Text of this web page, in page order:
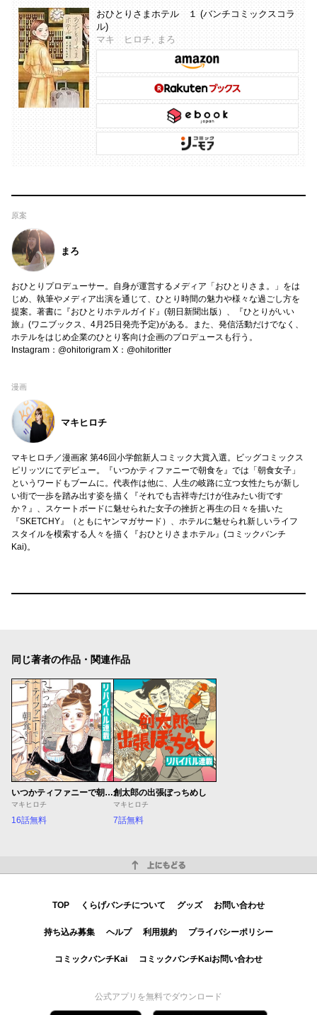
おひとりさまホテル １ (バンチコミックスコラ
ル)
マキ ヒロチ, まろ
原案
まろ
おひとりプロデューサー。自身が運営するメディア「おひとりさま。」をは
じめ、執筆やメディア出演を通じて、ひとり時間の魅力や様々な過ごし方を
提案。著書に『おひとりホテルガイド』(朝日新聞出版）、『ひとりがいい
旅』(ワニブックス、4月25日発売予定)がある。また、発信活動だけでなく、
ホテルをはじめ企業のひとり客向け企画のプロデュースも行う。
Instagram：@ohitorigram X：@ohitoritter
漫画
マキヒロチ
マキヒロチ／漫画家 第46回小学館新人コミック大賞入選。ビッグコミックス
ピリッツにてデビュー。『いつかティファニーで朝食を』では「朝食女子」
というワードもブームに。代表作は他に、人生の岐路に立つ女性たちが新し
い街で一歩を踏み出す姿を描く『それでも吉祥寺だけが住みたい街です
か？』、スケートボードに魅せられた女子の挫折と再生の日々を描いた
『SKETCHY』（ともにヤンマガサード）、ホテルに魅せられ新しいライフ
スタイルを模索する人々を描く『おひとりさまホテル』(コミックバンチ
Kai)。
同じ著者の作品・関連作品
いつかティファニーで朝食を
マキヒロチ
16話無料
創太郎の出張ぼっちめし
マキヒロチ
7話無料
TOP くらげバンチについて グッズ お問い合わせ
持ち込み募集 ヘルプ 利用規約 プライバシーポリシー
コミックバンチKai コミックバンチKaiお問い合わせ
公式アプリを無料でダウンロード